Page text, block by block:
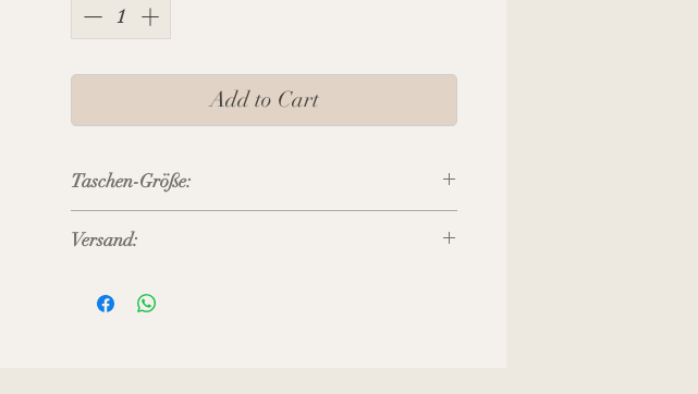
Add to Cart
Taschen-Größe:
Taschen-Höhe: 22 cm
Versand: